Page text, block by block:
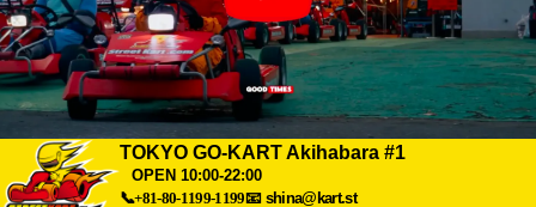
TOKYO GO-KART Akihabara #1
OPEN 10:00-22:00
📞+81-80-1199-1199📧 shina@kart.st